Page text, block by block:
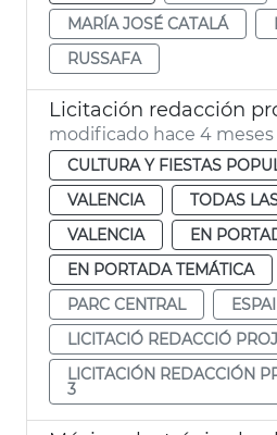
MARÍA JOSÉ CATALÁ
RUSSAFA
modificado hace 4 meses
CULTURA Y FIESTAS
VALENCIA
TODAS
VALENCIA
EN
EN PORTADA TEMÁTICA
PARC CENTRAL
LICITACIÓ REDACCIÓ
LICITACIÓN REDACCIÓN
3